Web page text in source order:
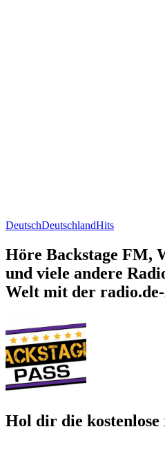
DeutschDeutschlandHits
Höre Backstage FM,
und viele andere
Welt mit der
Hol dir die